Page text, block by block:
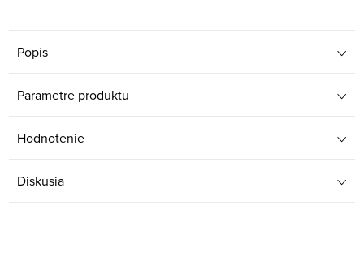
Popis
Parametre produktu
Hodnotenie
Diskusia